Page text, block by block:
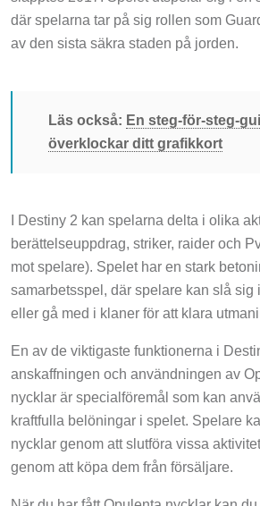
där spelarna tar på sig rollen som
av den sista säkra staden på jorden.
Läs också: En steg-för-steg-
överklockar ditt grafikkort
I Destiny 2 kan spelarna delta i olika
berättelseuppdrag, striker, raider och
mot spelare). Spelet har en stark
samarbetsspel, där spelare kan slå sig
eller gå med i klaner för att klara
En av de viktigaste funktionerna i
anskaffningen och användningen av
nycklar är specialföremål som kan
kraftfulla belöningar i spelet. Spelare
nycklar genom att slutföra vissa
genom att köpa dem från försäljare.
När du har fått Opulenta nycklar kan